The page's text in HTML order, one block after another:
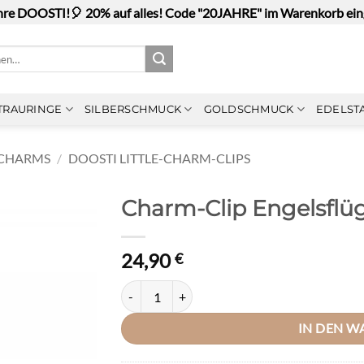
DOOSTI!🎈 20% auf alles! Code "20JAHRE" im Warenkorb
SILBERSCHMUCK GOLDSCHMUCK
/ DOOSTI LITTLE-CHARM-CLIPS
Charm-Clip
24,90€
Charm-Clip Engelsflügel Silber rhodiniert
IN DEN